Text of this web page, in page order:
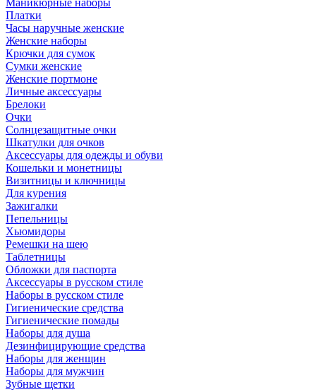
Маникюрные наборы
Платки
Часы наручные женские
Женские наборы
Крючки для сумок
Сумки женские
Женские портмоне
Личные аксессуары
Брелоки
Очки
Солнцезащитные очки
Шкатулки для очков
Аксессуары для одежды и обуви
Кошельки и монетницы
Визитницы и ключницы
Для курения
Зажигалки
Пепельницы
Хьюмидоры
Ремешки на шею
Таблетницы
Обложки для паспорта
Аксессуары в русском стиле
Наборы в русском стиле
Гигиенические средства
Гигиенические помады
Наборы для душа
Дезинфицирующие средства
Наборы для женщин
Наборы для мужчин
Зубные щетки